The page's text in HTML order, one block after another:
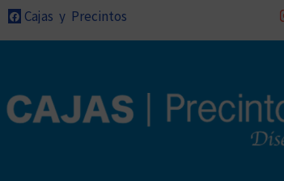
Cajas y Precintos